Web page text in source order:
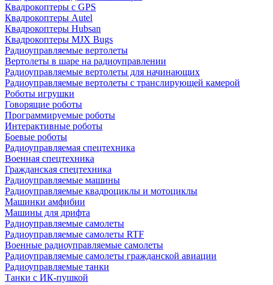
Квадрокоптеры с GPS
Квадрокоптеры Autel
Квадрокоптеры Hubsan
Квадрокоптеры MJX Bugs
Радиоуправляемые вертолеты
Вертолеты в шаре на радиоуправлении
Радиоуправляемые вертолеты для начинающих
Радиоуправляемые вертолеты с транслирующей камерой
Роботы игрушки
Говорящие роботы
Программируемые роботы
Интерактивные роботы
Боевые роботы
Радиоуправляемая спецтехника
Военная спецтехника
Гражданская спецтехника
Радиоуправляемые машины
Радиоуправляемые квадроциклы и мотоциклы
Машинки амфибии
Машины для дрифта
Радиоуправляемые самолеты
Радиоуправляемые самолеты RTF
Военные радиоуправляемые самолеты
Радиоуправляемые самолеты гражданской авиации
Радиоуправляемые танки
Танки с ИК-пушкой